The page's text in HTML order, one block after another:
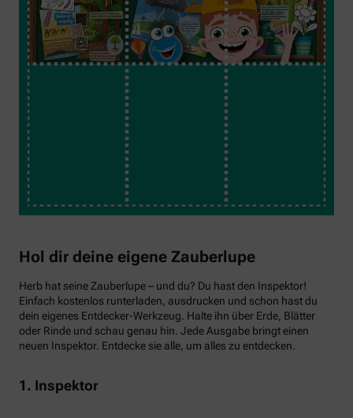
Hol dir deine eigene Zauberlupe
Herb hat seine Zauberlupe – und du? Du hast den Inspektor!
Einfach kostenlos runterladen, ausdrucken und schon hast du
dein eigenes Entdecker-Werkzeug. Halte ihn über Erde, Blätter
oder Rinde und schau genau hin. Jede Ausgabe bringt einen
neuen Inspektor. Entdecke sie alle, um alles zu entdecken.
1. Inspektor